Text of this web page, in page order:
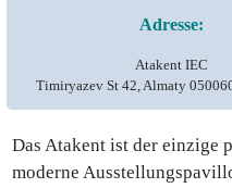
Adresse:
Atakent IEC
Timiryazev St 42, Almaty
Das Atakent ist der einzige
moderne